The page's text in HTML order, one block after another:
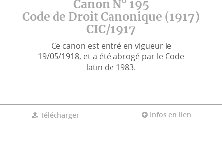
Canon N° 195
Code de Droit Canonique (1917)
CIC/1917
Ce canon est entré en vigueur le
19/05/1918, et a été abrogé par le Code
latin de 1983.
Télécharger Infos en lien